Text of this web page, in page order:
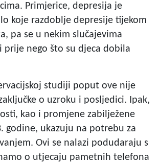
Primjerice, depresija je
koje razdoblje depresije tijekom
pa se u nekim slučajevima
prije nego što su djeca dobila
studiji poput ove nije
o uzroku i posljedici. Ipak,
kao i promjene zabilježene
godine, ukazuju na potrebu za
Ovi se nalazi podudaraju s
o utjecaju pametnih telefona